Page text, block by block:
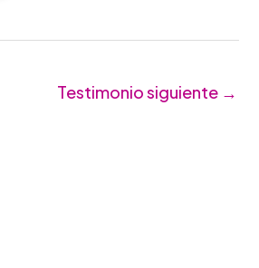
Testimonio siguiente →